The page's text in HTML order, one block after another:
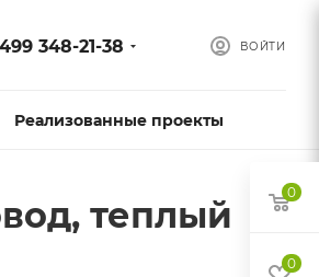
ВОЙТИ
348-21-38
Реализованные проекты
теплый
0
0